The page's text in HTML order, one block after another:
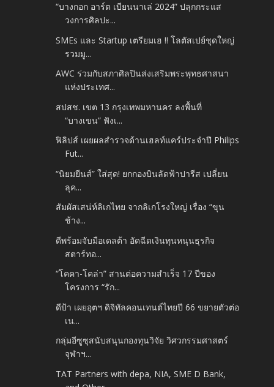
“บางกอก อาร์ต เบียนนาเล่ 2024” ปลุกกระแส
วงการศิลปะ...
SMEs และ Startup เตรียมเฮ !! โลตัสเปย์ชุดใหญ่
รวมมู...
AWC ร่วมกับสภาศิลปินส่งเสริมพระพุทธศาสนา
แห่งประเทศ...
สปสช. เขต 13 กรุงเทพมหานคร ลงพื้นที่
“บางเขน” ฟังเ...
ฟิลิปส์ เผยผลสำรวจด้านเฮลท์แคร์ประจำปี Philips
Fut...
“นิยมยีนส์” ใส่สุด! ยกกองบินลัดฟ้าปารีส เปลี่ยน
ลุค...
สัมผัสเสน่ห์ลิเกไทย จากลิเกโรงใหญ่ เรื่อง “ขุน
ช้าง...
ดีพร้อมจับมือเดลต้า อัดฉีดเงินทุนหนุนธุรกิจ
สตาร์ทอ...
“โคคา-โคล่า” สานต่อความสำเร็จ 17 ปีของ
โครงการ “รัก...
ดีป้า เผยอุตฯ ดิจิทัลคอนเทนต์ไทยปี 66 ขยายตัวต่อ
เน...
กลุ่มอีซูซุสนับสนุนกองทุนวิจัย วิศวกรรมศาสตร์
จุฬาฯ...
TAT Partners with depa, NIA, SME D Bank,